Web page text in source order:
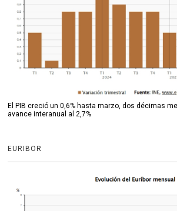
El PIB creció un 0,6% hasta marzo, dos décimas
avance interanual al 2,7%
EURIBOR